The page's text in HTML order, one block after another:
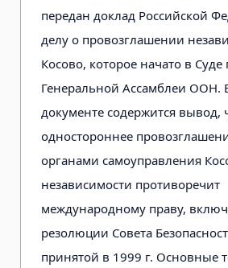
передан доклад Российской
делу о провозглашении
Косово, которое начато в Суде
Генеральной Ассамблеи ООН.
документе содержится вывод,
одностороннее
органами самоуправления
независимости противоречит
международному праву,
резолюции Совета
принятой в 1999 г. Основные